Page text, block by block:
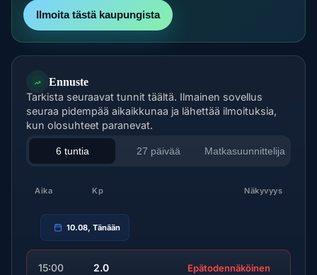
Ilmoita tästä kaupungista
Ennuste
Tarkista seuraavat tunnit täältä. Ilmainen sovellus
seuraa pidempää aikaikkunaa ja lähettää ilmoituksia,
kun olosuhteet paranevat.
6 tuntia 27 päivää Matkasuunnittelija
Aika Kp Näkyvyys
10.08, Tänään
15:00 2.0 Epätodennäköinen